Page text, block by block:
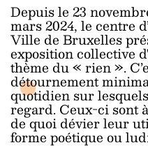
Depuis le 23
mars 2024, le centre
Ville de Bruxelles
exposition collective
thème du « rien ».
détournement
quotidien sur
regard. Ceux-ci sont
de quoi dévier leur
forme poétique ou